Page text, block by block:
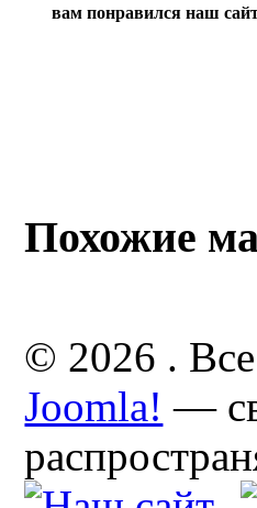
вам понравился наш
Похожие
© 2026 .
Joomla! —